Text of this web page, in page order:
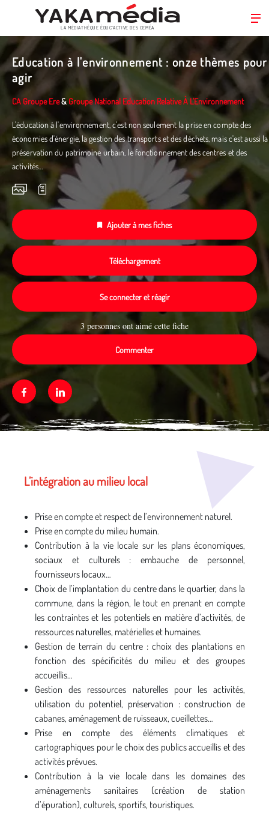
Aller
au
contenu
principal
LA MÉDIATHÈQUE ÉDUC’ACTIVE DES CEMÉA
Education à l'environnement : onze thèmes pour
agir
CA Groupe Ere& Groupe National Education Relative À L'Environnement
L'éducation à l'environnement, c'est non seulement la prise en compte des
économies d'énergie, la gestion des transports et des déchets, mais c'est aussi la
préservation du patrimoine urbain, le fonctionnement des centres et des
activités…
Ajouter à mes fiches
Téléchargement
Se connecter et réagir
3 personnes ont aimé cette fiche
Commenter
FacebookLinkedin
L’intégration au milieu local
Prise en compte et respect de l’environnement naturel.
Prise en compte du milieu humain.
Contribution à la vie locale sur les plans économiques,
sociaux et culturels : embauche de personnel,
fournisseurs locaux…
Choix de l’implantation du centre dans le quartier, dans la
commune, dans la région, le tout en prenant en compte
les contraintes et les potentiels en matière d’activités, de
ressources naturelles, matérielles et humaines.
Gestion de terrain du centre : choix des plantations en
fonction des spécificités du milieu et des groupes
accueillis…
Gestion des ressources naturelles pour les activités,
utilisation du potentiel, préservation : construction de
cabanes, aménagement de ruisseaux, cueillettes…
Prise en compte des éléments climatiques et
cartographiques pour le choix des publics accueillis et des
activités prévues.
Contribution à la vie locale dans les domaines des
aménagements sanitaires (création de station
d’épuration), culturels, sportifs, touristiques.